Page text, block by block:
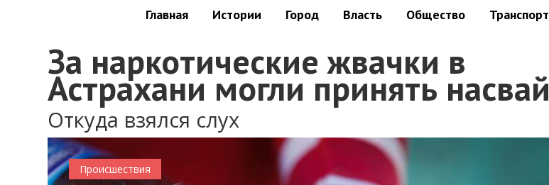
Главная Истории Город Власть Общество Транспорт
За наркотические жвачки в
Астрахани могли принять насвай
Откуда взялся слух
0
Происшествия